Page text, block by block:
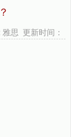
雅思 更新时间：